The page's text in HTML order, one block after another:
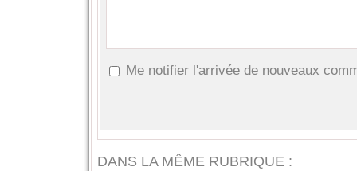
Me notifier l'arrivée de nouveaux
DANS LA MÊME RUBRIQUE :